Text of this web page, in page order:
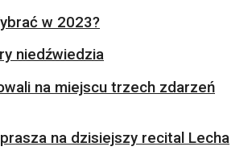
w 2023?
niedźwiedzia
na miejscu trzech zdarzeń
na dzisiejszy recital Lecha